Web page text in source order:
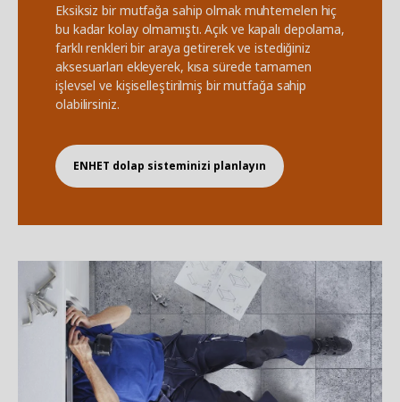
Eksiksiz bir mutfağa sahip olmak muhtemelen hiç
bu kadar kolay olmamıştı. Açık ve kapalı depolama,
farklı renkleri bir araya getirerek ve istediğiniz
aksesuarları ekleyerek, kısa sürede tamamen
işlevsel ve kişiselleştirilmiş bir mutfağa sahip
olabilirsiniz.
ENHET dolap sisteminizi planlayın